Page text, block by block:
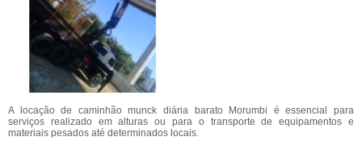
A locação de caminhão munck diária barato Morumbi é essencial para
serviços realizado em alturas ou para o transporte de equipamentos e
materiais pesados até determinados locais.